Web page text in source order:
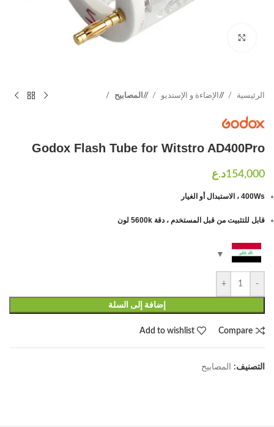
الرئيسية / الإضاءة و الإستديو / المصابيح
Godox Flash Tube for Witstro AD400Pro
400Ws ، الاستبدال أو الغيار
قابل للتثبيت من قبل المستخدم ، دقة 5600k لون
-
+
إضافة إلى السلة
Compare
Add to wishlist
التصنيف: المصابيح